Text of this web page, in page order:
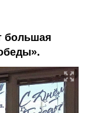
большая